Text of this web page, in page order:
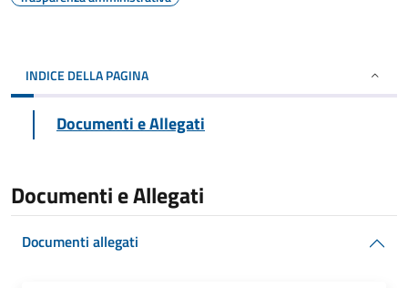
INDICE DELLA PAGINA
Documenti e Allegati
Documenti e Allegati
Documenti allegati